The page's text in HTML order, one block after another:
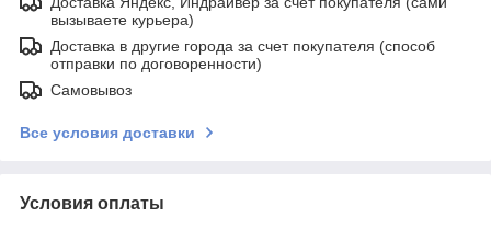
вызываете курьера)
Доставка в другие города за счет покупателя (способ
отправки по договоренности)
Самовывоз
Все условия доставки
Условия оплаты